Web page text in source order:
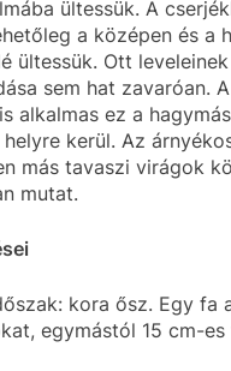
ültessük. A
a középen és a
ültessük. Ott leveleinek
sem hat zavaróan.
alkalmas ez a
kerül. Az
más tavaszi virágok
mutat.
kora ősz. Egy fa
egymástól 15 cm-es